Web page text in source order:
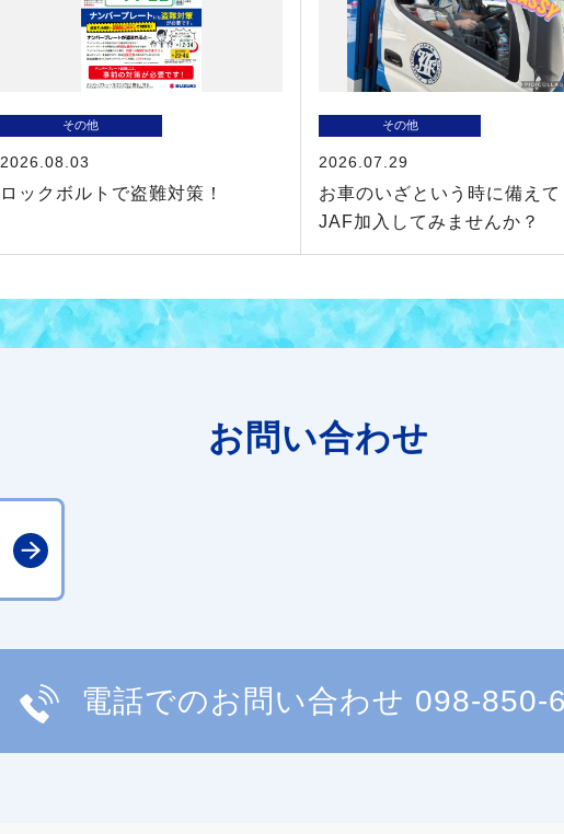
その他
2026.08.03
ロックボルトで盗難対策！
その他
2026.07.29
お車のいざという時に備え
JAF加入してみませんか？
お問い合わせ
電話でのお問い合わせ 098-850-